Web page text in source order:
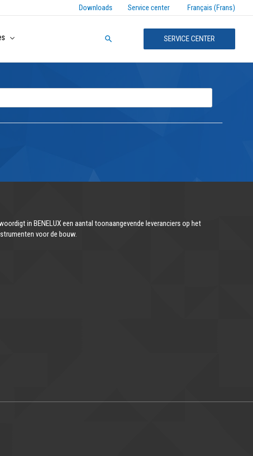
Downloads Service center Français (Frans)
Zoeken SERVICE CENTER
in BENELUX een aantal toonaangevende leveranciers op het
voor de bouw.